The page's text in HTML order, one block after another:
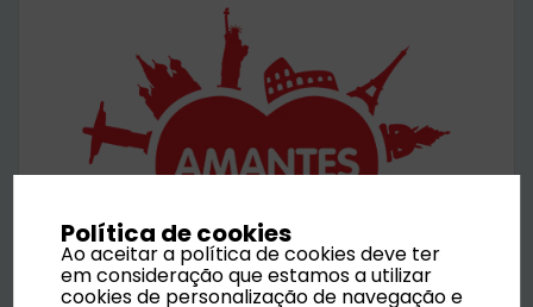
Puglia
Política de cookies
Ao aceitar a política de cookies deve ter
em consideração que estamos a utilizar
cookies de personalização de navegação e